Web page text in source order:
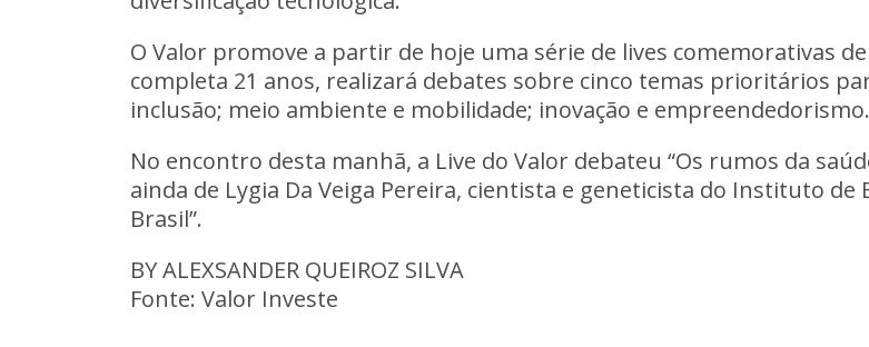
O Valor promove a partir de hoje uma série de lives comemorativas
completa 21 anos, realizará debates sobre cinco temas prioritários
inclusão; meio ambiente e mobilidade; inovação e empreendedorismo.
No encontro desta manhã, a Live do Valor debateu “Os rumos da
ainda de Lygia Da Veiga Pereira, cientista e geneticista do Instituto de
Brasil”.
BY ALEXSANDER QUEIROZ SILVA
Fonte: Valor Investe